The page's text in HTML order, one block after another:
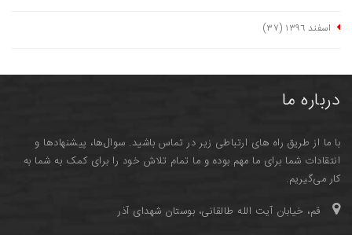
اسفند ١٣٩٦ (٣٧)
درباره ما
با ما از طریق راه های ارتباطی زیر در تماس باشید. سوال‌ها، پیشنهادها و
انتقادات شما برای ما مهم بوده و ما تمام تلاش خود را برای کمک به شما به
کار می‌گیریم.
قم، خیابان آیت الله طالقانی، بوستان شهدای آذر